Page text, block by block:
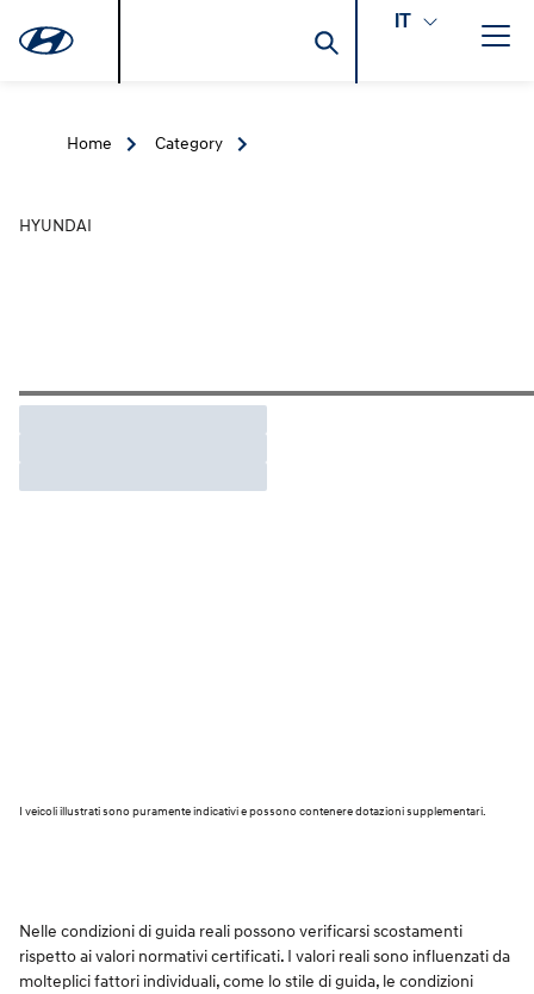
IT
Home Category
HYUNDAI
I veicoli illustrati sono puramente indicativi e possono contenere dotazioni supplementari.
Nelle condizioni di guida reali possono verificarsi scostamenti
rispetto ai valori normativi certificati. I valori reali sono influenzati da
molteplici fattori individuali, come lo stile di guida, le condizioni